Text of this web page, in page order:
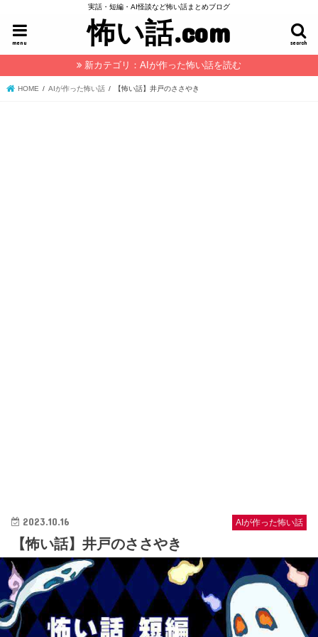
実話・短編・AI怪談など怖い話まとめブログ
怖い話.com search
menu
新カテゴリ：AIが作った怖い話を読む
HOME AIが作った怖い話 【怖い話】井戸のささやき
AIが作った怖い話
2023.10.16
【怖い話】井戸のささやき